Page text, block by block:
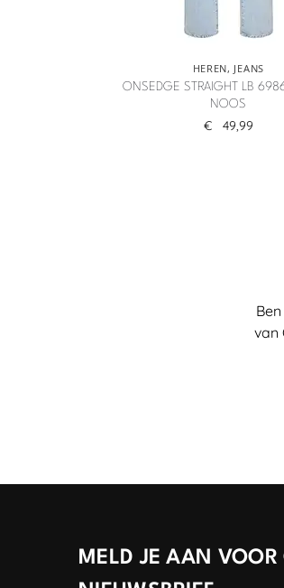
HEREN, JEANS
ONSEDGE STRAIGHT LB
NOOS
€ 49,99
van
MELD JE AAN VOOR